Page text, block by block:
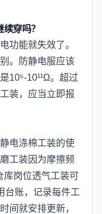
穿吗？
功能就失效了。
。防静电服应该
10⁵-10¹¹Ω。超过
装，应当立即报
电涤棉工装的使
工装因为摩擦频
库岗位透气工装可
台账，记录每件工
间就安排更新，